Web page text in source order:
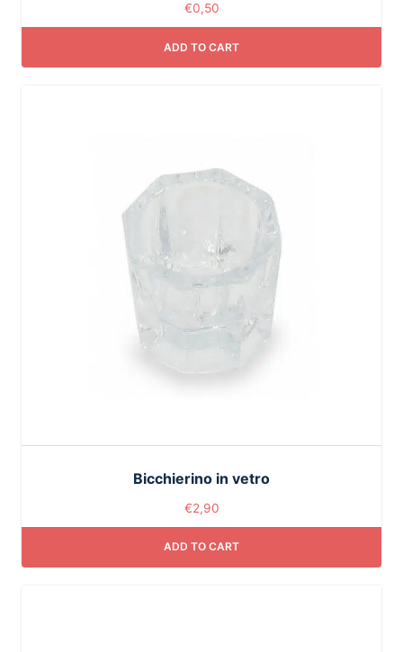
€0,50
ADD TO CART
Bicchierino in vetro
€2,90
ADD TO CART